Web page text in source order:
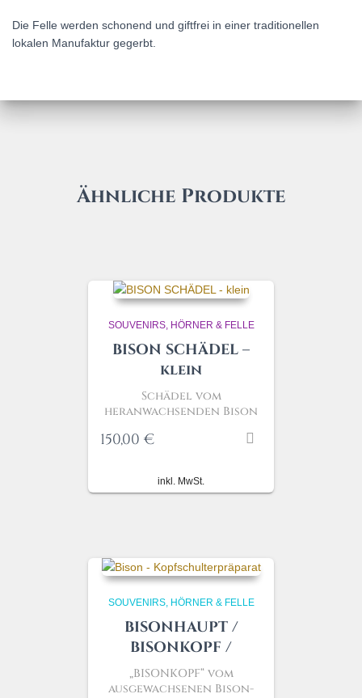
Die Felle werden schonend und giftfrei in einer traditionellen
lokalen Manufaktur gegerbt.
Ähnliche Produkte
SOUVENIRS, HÖRNER & FELLE
BISON SCHÄDEL –
klein
Schädel vom
heranwachsenden Bison
150,00 €
inkl. MwSt.
SOUVENIRS, HÖRNER & FELLE
BISONHAUPT /
BISONKOPF /
„BISONKOPF“ vom
ausgewachsenen Bison-